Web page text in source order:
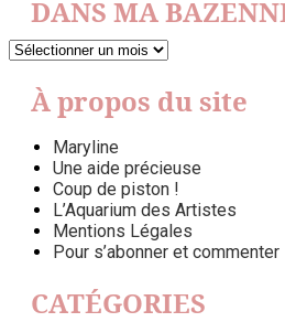
DANS MA
DANS
BAZENNE
(ARCHIVES)
À propos du site
Maryline
Une aide précieuse
Coup de piston !
L’Aquarium des Artistes
Mentions Légales
Pour s’abonner et commenter
CATÉGORIES